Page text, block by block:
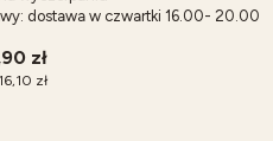
dostawa w czwartki 16.00- 20.00
zł
16,10 zł